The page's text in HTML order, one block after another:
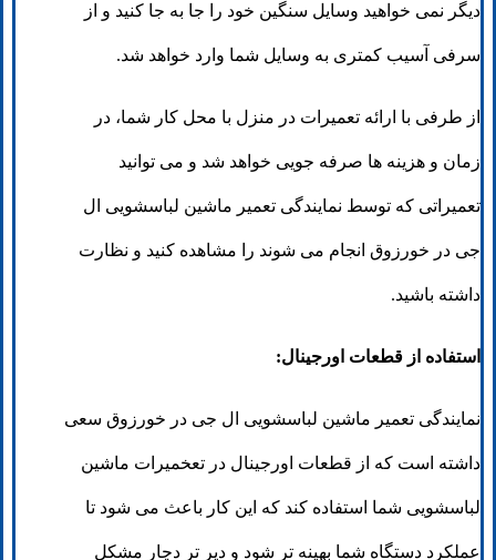
دیگر نمی خواهید وسایل سنگین خود را جا به جا کنید و از
سرفی آسیب کمتری به وسایل شما وارد خواهد شد.
از طرفی با ارائه تعمیرات در منزل با محل کار شما، در
زمان و هزینه ها صرفه جویی خواهد شد و می توانید
تعمیراتی که توسط نمایندگی تعمیر ماشین لباسشویی ال
جی در خورزوق انجام می شوند را مشاهده کنید و نظارت
داشته باشید.
استفاده از قطعات اورجینال:
نمایندگی تعمیر ماشین لباسشویی ال جی در خورزوق سعی
داشته است که از قطعات اورجینال در تعخمیرات ماشین
لباسشویی شما استفاده کند که این کار باعث می شود تا
عملکرد دستگاه شما بهینه تر شود و دیر تر دچار مشکل